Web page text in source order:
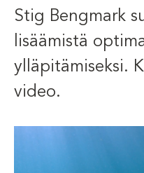
Stig Bengmark
lisäämistä
ylläpitämiseksi.
video.